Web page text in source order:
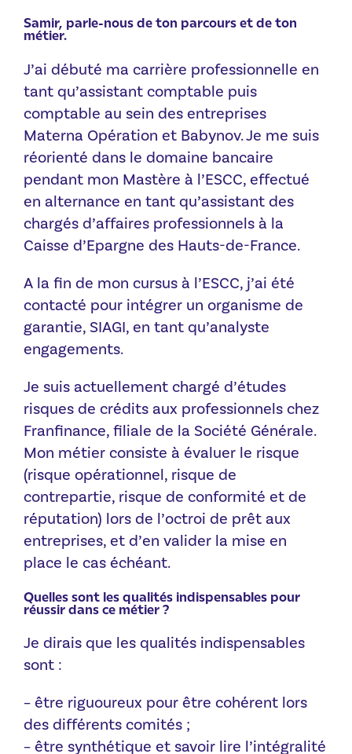
Samir, parle-nous de ton parcours et de ton
métier.
J’ai débuté ma carrière professionnelle en
tant qu’assistant comptable puis
comptable au sein des entreprises
Materna Opération et Babynov. Je me suis
réorienté dans le domaine bancaire
pendant mon Mastère à l’ESCC, effectué
en alternance en tant qu’assistant des
chargés d’affaires professionnels à la
Caisse d’Epargne des Hauts-de-France.
A la fin de mon cursus à l’ESCC, j’ai été
contacté pour intégrer un organisme de
garantie, SIAGI, en tant qu’analyste
engagements.
Je suis actuellement chargé d’études
risques de crédits aux professionnels chez
Franfinance, filiale de la Société Générale.
Mon métier consiste à évaluer le risque
(risque opérationnel, risque de
contrepartie, risque de conformité et de
réputation) lors de l’octroi de prêt aux
entreprises, et d’en valider la mise en
place le cas échéant.
Quelles sont les qualités indispensables pour
réussir dans ce métier ?
Je dirais que les qualités indispensables
sont :
– être riguoureux pour être cohérent lors
des différents comités ;
– être synthétique et savoir lire l’intégralité